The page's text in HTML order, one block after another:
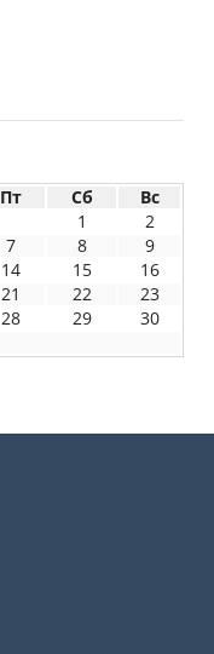
Пт Сб
Вс
1
2
7 8
9
14 15
16
21 22
23
28 29
30